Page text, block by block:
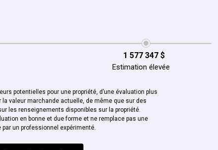
1 577 347 $
Estimation élevée
potentielles pour une propriété, d’une évaluation plus
valeur marchande actuelle, de même que sur des
les renseignements disponibles sur la propriété.
en bonne et due forme et ne remplace pas une
un professionnel expérimenté.